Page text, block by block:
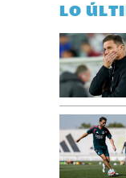
LO